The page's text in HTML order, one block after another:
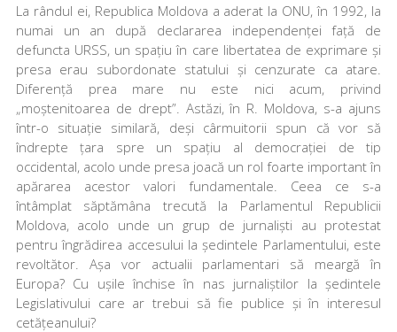
La rândul ei, Republica Moldova a aderat la ONU, în 1992, la
numai un an după declararea independenței față de
defuncta URSS, un spațiu în care libertatea de exprimare și
presa erau subordonate statului și cenzurate ca atare.
Diferență prea mare nu este nici acum, privind
„moștenitoarea de drept”. Astăzi, în R. Moldova, s-a ajuns
într-o situație similară, deși cârmuitorii spun că vor să
îndrepte țara spre un spațiu al democrației de tip
occidental, acolo unde presa joacă un rol foarte important în
apărarea acestor valori fundamentale. Ceea ce s-a
întâmplat săptămâna trecută la Parlamentul Republicii
Moldova, acolo unde un grup de jurnaliști au protestat
pentru îngrădirea accesului la ședintele Parlamentului, este
revoltător. Așa vor actualii parlamentari să meargă în
Europa? Cu ușile închise în nas jurnaliștilor la ședintele
Legislativului care ar trebui să fie publice și în interesul
cetățeanului?